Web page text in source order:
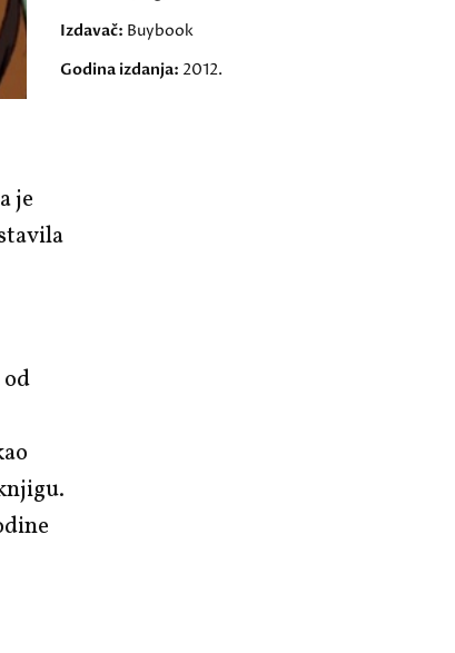
Izdavač: Buybook
Godina izdanja: 2012.
je